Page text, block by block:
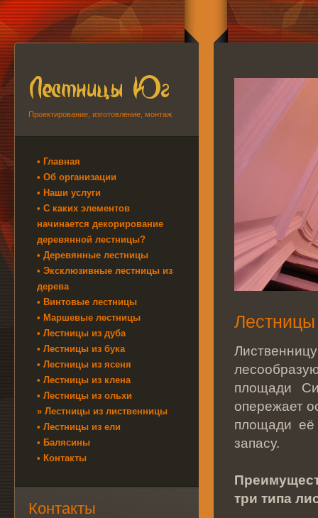
Проектирование, изготовление, монтаж
• Главная
• Об организации
• Наши услуги
• С каких элементов
начинается декорирование
деревянной лестницы?
• Деревянные лестницы
• Эксклюзивные лестницы из
дерева
• Винтовые лестницы
• Маршевые лестницы
• Лестницы из дуба
• Лестницы из бука
• Лестницы из ясеня
• Лестницы из клена
• Лестницы из ольхи
» Лестницы из лиственницы
• Лестницы из ели
• Балясины
• Контакты
Контакты
площади
опережает
площади её
запасу.
три типа